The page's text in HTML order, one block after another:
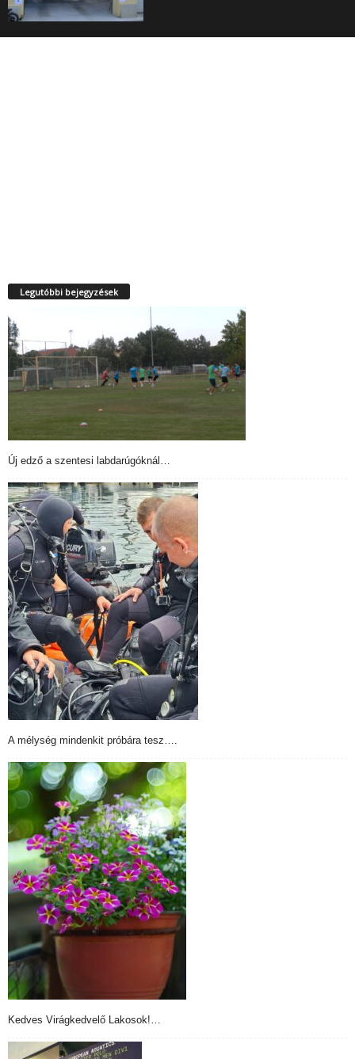
Legutóbbi bejegyzések
Új edző a szentesi labdarúgóknál…
A mélység mindenkit próbára tesz….
Kedves Virágkedvelő Lakosok!…